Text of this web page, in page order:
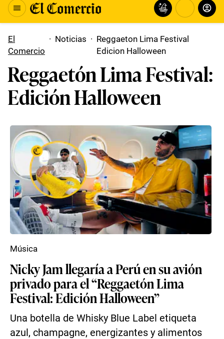
El
Comercio
· Noticias · Reggaeton Lima Festival
Edicion Halloween
Reggaetón Lima Festival:
Edición Halloween
Nicky Jam llegaría a Perú en su avión
privado para el “Reggaetón Lima
Festival: Edición Halloween”
Una botella de Whisky Blue Label etiqueta
azul, champagne, energizantes y alimentos
Música